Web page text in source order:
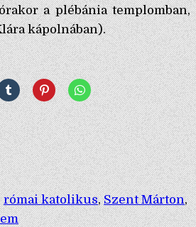
a plébánia templomban,
kápolnában).
római katolikus,Szent Márton,